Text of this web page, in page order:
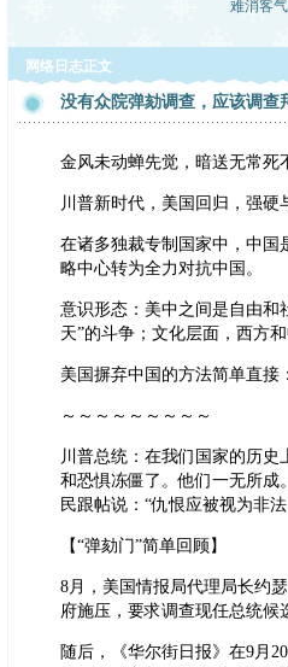
难消客
网络日志正文
没有众院弹劾调查，应该调查
金风未动蝉先觉，暗送无常死
川普新时代，美国回归，强硬
在诸多独裁专制国家中，中国
略中心转为全力对抗中国。
意识形态：美中之间是自由和
天”的斗争；文化层面，西方
美国摒弃中国的方法简单直接
～～～～～～～～～
川普总统：在我们国家的历
和恐惧冻僵了。他们一无所成
民跟帖说：“仇恨应被视为非
【“弹劾门”简单回顾】
8月，美国情报局代理局长约
府施压，要求调查现任总统候
随后，《华尔街日报》在9月